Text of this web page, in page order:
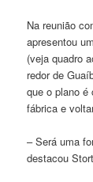
Na reunião
apresentou
(veja quadro
redor de
que o plano é
fábrica e
– Será uma
destacou